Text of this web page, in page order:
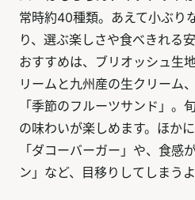
常時約40種類。あえて小ぶり
り、選ぶ楽しさや食べきれる
おすすめは、ブリオッシュ生
リームと九州産の生クリーム
「季節のフルーツサンド」。
の味わいが楽しめます。ほか
「ダコーバーガー」や、食感
ン」など、目移りしてしまう